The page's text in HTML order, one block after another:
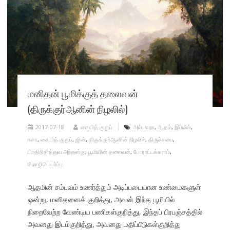
மனிதன் பூமிக்குத் தலைவன்
(திருக்குர்ஆனின் நிழலில்)
2017-07-18 சையித் குதுப் அல்பகறா, ஆதம், இப்லீஸ்,
ஈசா, சையித் குதுப், ஜின், திருக்குர்ஆனின் நிழலில், திருச்சபை,
பிரதிநிதித்துவ அந்தஸ்து, பூமியின் தலைவன், போராட்டக்களம்,
மொழிபெயர்ப்பு
ஆதமின் சம்பவம் உணர்த்தும் அடிப்படையான உண்மைகளுள்
ஒன்று, மனிதனைக் குறித்து, அவன் இந்த பூமியில்
நிறைவேற்ற வேண்டிய பணிகள்குறித்து, இந்தப் பிரபஞ்சத்தில்
அவனது இடம்குறித்து, அவனது மதிப்பீடுகள்குறித்து